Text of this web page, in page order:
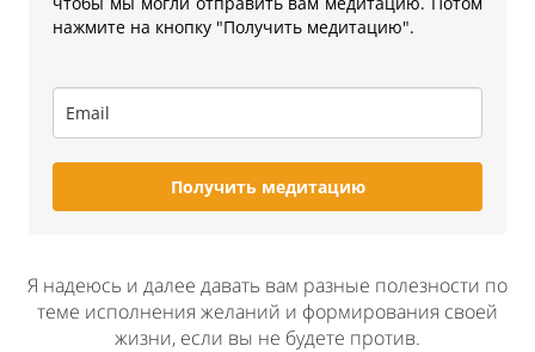
нажмите на кнопку "Получить медитацию".
Получить медитацию
Я надеюсь и далее давать вам разные полезности по
теме исполнения желаний и формирования своей
жизни, если вы не будете против.